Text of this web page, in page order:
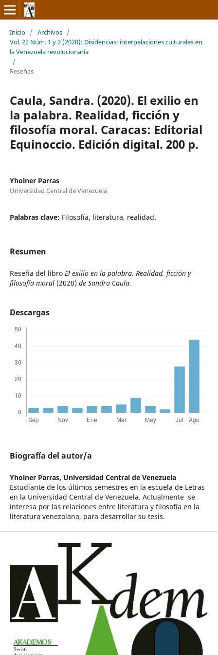
Inicio / Archivos /
Vol. 22 Núm. 1 y 2 (2020): Disidencias: interpelaciones culturales en
la Venezuela revolucionaria
/
Reseñas
Caula, Sandra. (2020). El exilio en
la palabra. Realidad, ficción y
filosofía moral. Caracas: Editorial
Equinoccio. Edición digital. 200 p.
Yhoiner Parras
Universidad Central de Venezuela
Palabras clave: Filosofía, literatura, realidad.
Resumen
Reseña del libro El exilio en la palabra. Realidad, ficción y
filosofía moral (2020) de Sandra Caula.
Descargas
Biografía del autor/a
Yhoiner Parras, Universidad Central de Venezuela
Estudiante de los últimos semestres en la escuela de Letras
en la Universidad Central de Venezuela. Actualmente se
interesa por las relaciones entre literatura y filosofía en la
literatura venezolana, para desarrollar su tesis.